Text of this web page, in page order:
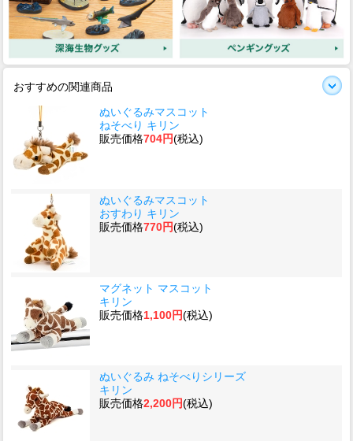
おすすめの関連商品
ぬいぐるみマスコット
ねそべり キリン
販売価格704円(税込)
ぬいぐるみマスコット
おすわり キリン
販売価格770円(税込)
マグネット マスコット
キリン
販売価格1,100円(税込)
ぬいぐるみ ねそべりシリーズ
キリン
販売価格2,200円(税込)